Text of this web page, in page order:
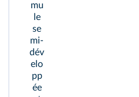
mu
le
se
mi-
dév
elo
pp
ée